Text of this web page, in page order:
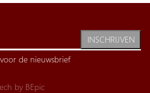
INSCHRIJVEN
de nieuwsbrief
by BEpic